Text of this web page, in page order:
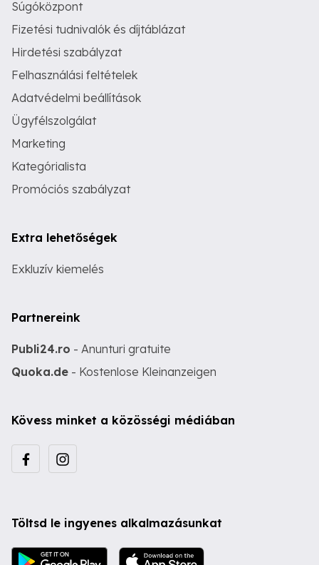
Súgóközpont
Fizetési tudnivalók és díjtáblázat
Hirdetési szabályzat
Felhasználási feltételek
Adatvédelmi beállítások
Ügyfélszolgálat
Marketing
Kategórialista
Promóciós szabályzat
Extra lehetőségek
Exkluzív kiemelés
Partnereink
Publi24.ro - Anunturi gratuite
Quoka.de - Kostenlose Kleinanzeigen
Kövess minket a közösségi médiában
Töltsd le ingyenes alkalmazásunkat